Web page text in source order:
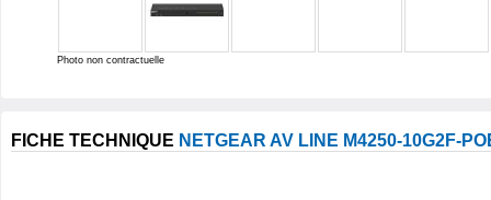
Photo non contractuelle
FICHE TECHNIQUE NETGEAR AV LINE M4250-10G2F-